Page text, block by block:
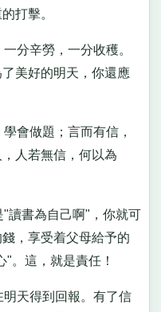
打擊。
分辛勞，一分收穫。
美好的明天，你還應
會做題；言而有信，
人若無信，何以為
書為自己啊"，你就可
，享受着父母給予的
。這，就是責任！
天得到回報。有了信